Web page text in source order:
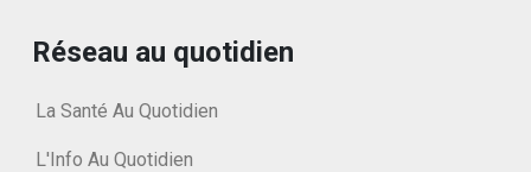
Réseau au quotidien
La Santé Au Quotidien
L'Info Au Quotidien